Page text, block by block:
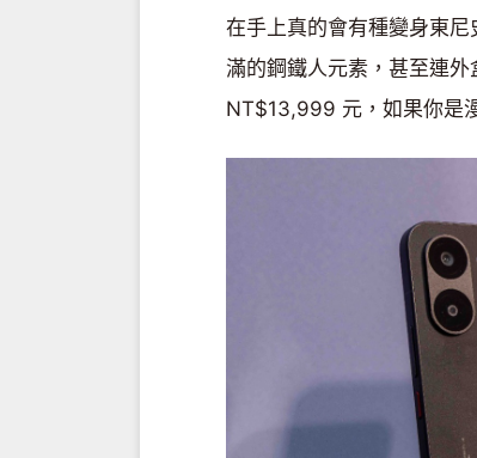
在手上真的會有種變身東
滿的鋼鐵人元素，甚至連
NT$13,999 元，如果你是